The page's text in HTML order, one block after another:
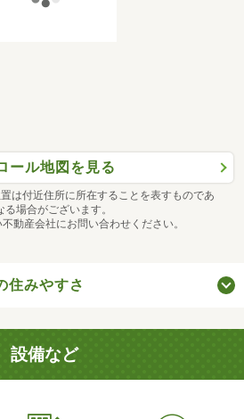
ール地図を見る
は付近住所に所在することを表すものであ
場合がございます。
動産会社にお問い合わせください。
住みやすさ
設備など